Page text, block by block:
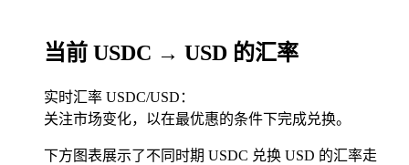
当前 USDC → USD 的汇率
实时汇率 USDC/USD：
关注市场变化，以在最优惠的条件下完成兑换。
下方图表展示了不同时期 USDC 兑换 USD 的汇率走